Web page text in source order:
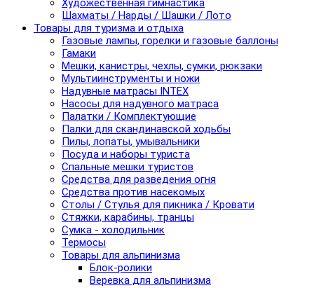
Художественная гимнастика
Шахматы / Нарды / Шашки / Лото
Товары для туризма и отдыха
Газовые лампы, горелки и газовые баллоны
Гамаки
Мешки, канистры, чехлы, сумки, рюкзаки
Мультиинструменты и ножи
Надувные матрасы INTEX
Насосы для надувного матраса
Палатки / Комплектующие
Палки для скандинавской ходьбы
Пилы, лопаты, умывальники
Посуда и наборы туриста
Спальные мешки туристов
Средства для разведения огня
Средства против насекомых
Столы / Стулья для пикника / Кровати
Стяжки, карабины, транцы
Сумка - холодильник
Термосы
Товары для альпинизма
Блок-ролики
Веревка для альпинизма